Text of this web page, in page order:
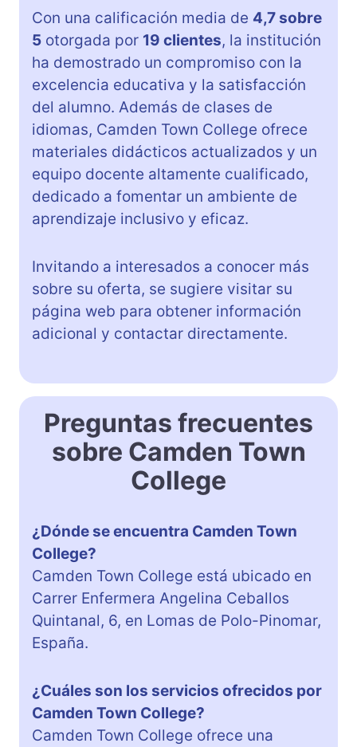
Con una calificación media de 4,7 sobre
5 otorgada por 19 clientes, la institución
ha demostrado un compromiso con la
excelencia educativa y la satisfacción
del alumno. Además de clases de
idiomas, Camden Town College ofrece
materiales didácticos actualizados y un
equipo docente altamente cualificado,
dedicado a fomentar un ambiente de
aprendizaje inclusivo y eficaz.
Invitando a interesados a conocer más
sobre su oferta, se sugiere visitar su
página web para obtener información
adicional y contactar directamente.
Preguntas frecuentes
sobre Camden Town
College
¿Dónde se encuentra Camden Town
College?
Camden Town College está ubicado en
Carrer Enfermera Angelina Ceballos
Quintanal, 6, en Lomas de Polo-Pinomar,
España.
¿Cuáles son los servicios ofrecidos por
Camden Town College?
Camden Town College ofrece una